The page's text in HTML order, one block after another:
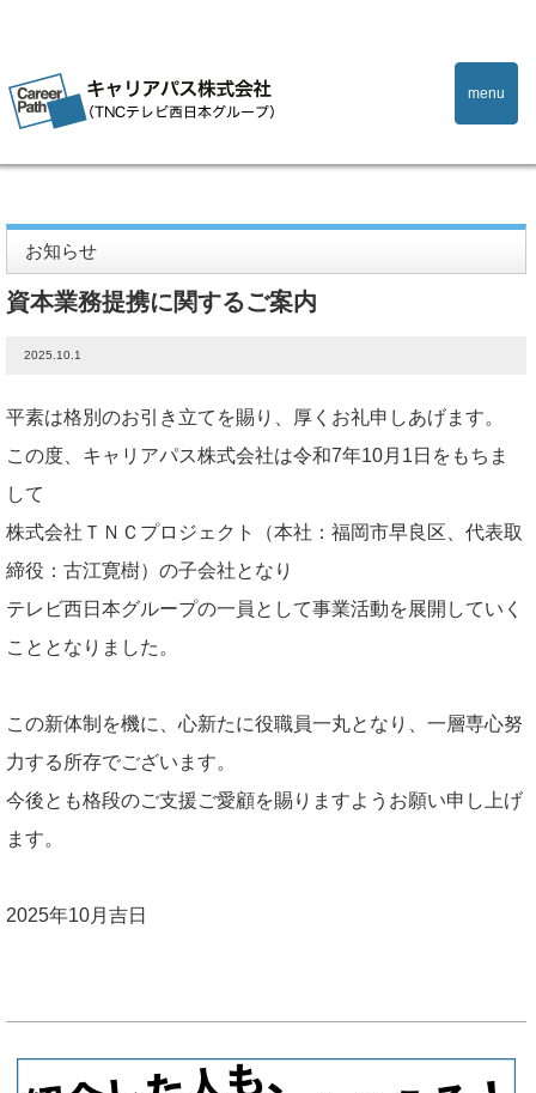
menu
お知らせ
資本業務提携に関するご案内
2025.10.1
平素は格別のお引き立てを賜り、厚くお礼申しあげます。
この度、キャリアパス株式会社は令和7年10月1日をもちま
して
株式会社ＴＮＣプロジェクト（本社：福岡市早良区、代表取
締役：古江寛樹）の子会社となり
テレビ西日本グループの一員として事業活動を展開していく
こととなりました。
この新体制を機に、心新たに役職員一丸となり、一層専心努
力する所存でございます。
今後とも格段のご支援ご愛顧を賜りますようお願い申し上げ
ます。
2025年10月吉日